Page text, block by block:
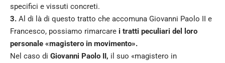
specifici e vissuti concreti.
3. Al di là di questo tratto che accomuna Giovanni Paolo II e
Francesco, possiamo rimarcare i tratti peculiari del loro
personale «magistero in movimento».
Nel caso di Giovanni Paolo II, il suo «magistero in